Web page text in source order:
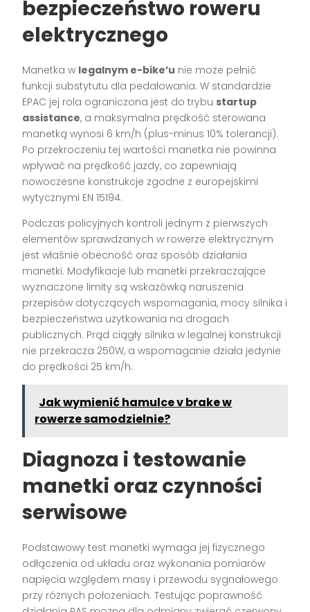
bezpieczeństwo roweru
elektrycznego
Manetka w legalnym e-bike’u nie może pełnić
funkcji substytutu dla pedałowania. W standardzie
EPAC jej rola ograniczona jest do trybu startup
assistance, a maksymalna prędkość sterowana
manetką wynosi 6 km/h (plus-minus 10% tolerancji).
Po przekroczeniu tej wartości manetka nie powinna
wpływać na prędkość jazdy, co zapewniają
nowoczesne konstrukcje zgodne z europejskimi
wytycznymi EN 15194.
Podczas policyjnych kontroli jednym z pierwszych
elementów sprawdzanych w rowerze elektrycznym
jest właśnie obecność oraz sposób działania
manetki. Modyfikacje lub manetki przekraczające
wyznaczone limity są wskazówką naruszenia
przepisów dotyczących wspomagania, mocy silnika i
bezpieczeństwa użytkowania na drogach
publicznych. Prąd ciągły silnika w legalnej konstrukcji
nie przekracza 250W, a wspomaganie działa jedynie
do prędkości 25 km/h.
Jak wymienić hamulce v brake w
rowerze samodzielnie?
Diagnoza i testowanie
manetki oraz czynności
serwisowe
Podstawowy test manetki wymaga jej fizycznego
odłączenia od układu oraz wykonania pomiarów
napięcia względem masy i przewodu sygnałowego
przy różnych położeniach. Testując poprawność